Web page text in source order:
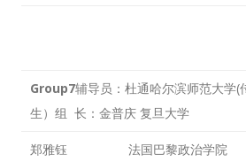
Group7辅导员：杜通哈尔滨师范大学(
生）组 长：金普庆 复旦大学
郑雅钰 法国巴黎政治学院